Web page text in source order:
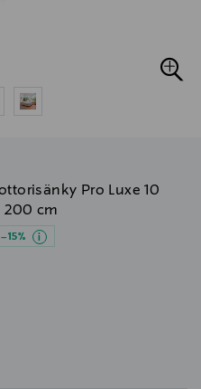
Pro Luxe 10
200 cm